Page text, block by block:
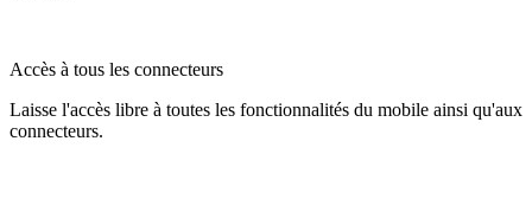
Accès à tous les connecteurs
Laisse l'accès libre à toutes les fonctionnalités du mobile ainsi qu'aux
connecteurs.